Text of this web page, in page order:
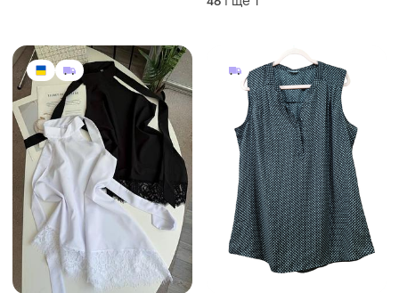
880 грн 0
Блуза
і ще 3
250 грн 0
Hema
Красива вільна блузка